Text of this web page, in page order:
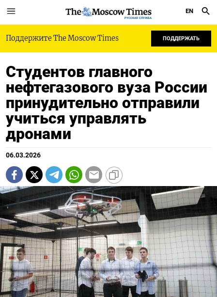
РУССКАЯ СЛУЖБА
EN
Поддержите The Moscow Times ПОДДЕРЖАТЬ
Студентов главного
нефтегазового вуза России
принудительно отправили
учиться управлять
дронами
06.03.2026